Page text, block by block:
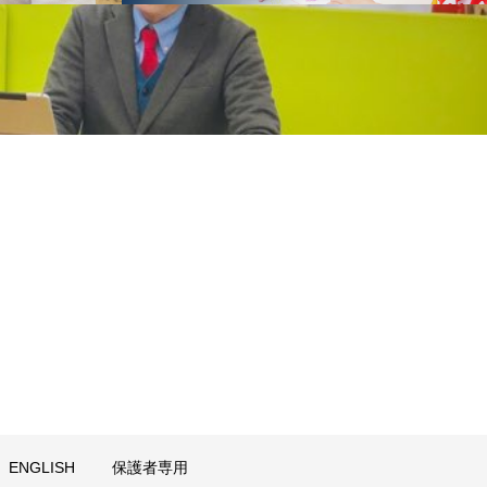
ENGLISH 保護者専用